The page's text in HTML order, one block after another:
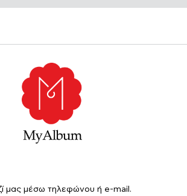
μας μέσω τηλεφώνου ή e-mail.